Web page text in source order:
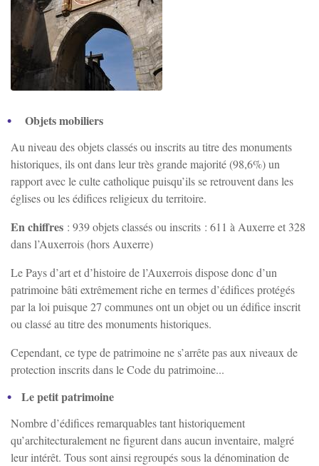
Venoy
Villefargeau
Vincelles
Vincelottes
Objets mobiliers
Au niveau des objets classés ou inscrits au titre des monuments
historiques, ils ont dans leur très grande majorité (98,6%) un
rapport avec le culte catholique puisqu’ils se retrouvent dans les
églises ou les édifices religieux du territoire.
En chiffres : 939 objets classés ou inscrits : 611 à Auxerre et 328
dans l’Auxerrois (hors Auxerre)
Le Pays d’art et d’histoire de l’Auxerrois dispose donc d’un
patrimoine bâti extrêmement riche en termes d’édifices protégés
par la loi puisque 27 communes ont un objet ou un édifice inscrit
ou classé au titre des monuments historiques.
Cependant, ce type de patrimoine ne s’arrête pas aux niveaux de
protection inscrits dans le Code du patrimoine...
Le petit patrimoine
Nombre d’édifices remarquables tant historiquement
qu’architecturalement ne figurent dans aucun inventaire, malgré
leur intérêt. Tous sont ainsi regroupés sous la dénomination de